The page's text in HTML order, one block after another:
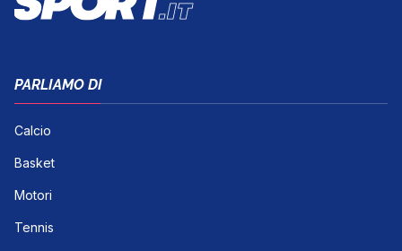
PARLIAMO DI
Calcio
Basket
Motori
Tennis